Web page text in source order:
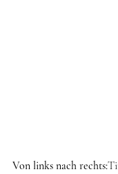
Von links nach rechts: